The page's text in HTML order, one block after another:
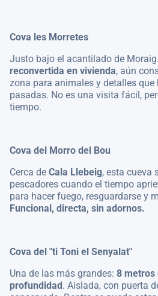
Cova les Morretes
Justo bajo el acantilado de
reconvertida en vivienda, aún
zona para animales y detalles que
pasadas. No es una visita fácil,
tiempo.
Cova del Morro del Bou
Cerca de Cala Llebeig, esta cueva
pescadores cuando el tiempo
para hacer fuego, resguardarse y
Funcional, directa, sin adornos.
Cova del "ti Toni el Senyalat"
Una de las más grandes: 8 metros
profundidad. Aislada, con puerta